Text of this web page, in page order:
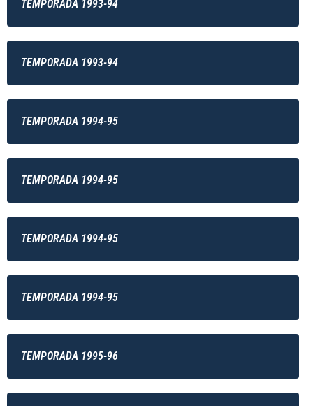
TEMPORADA 1993-94
TEMPORADA 1993-94
TEMPORADA 1994-95
TEMPORADA 1994-95
TEMPORADA 1994-95
TEMPORADA 1994-95
TEMPORADA 1995-96